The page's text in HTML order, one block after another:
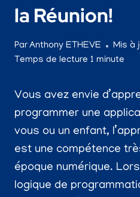
la Réunion!
ParAnthony ETHEVE Mis à
Temps de lecture 1 minute
Vous avez envie
programmer une
vous ou un enfant,
est une compétence
époque numérique.
logique de